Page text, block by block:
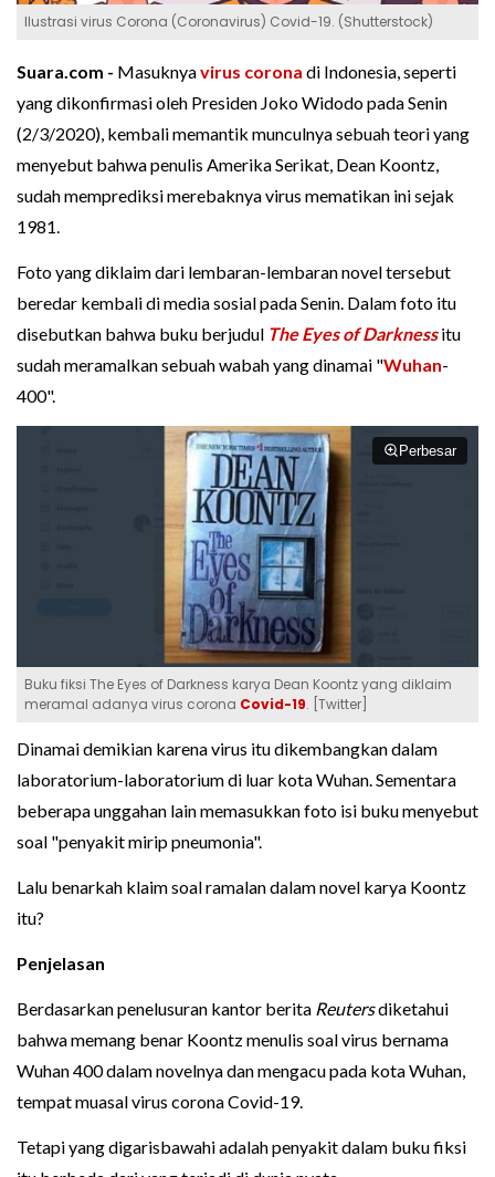
Ilustrasi virus Corona (Coronavirus) Covid-19. (Shutterstock)
Suara.com - Masuknyavirus corona di Indonesia, seperti
yang dikonfirmasi oleh Presiden Joko Widodo pada Senin
(2/3/2020), kembali memantik munculnya sebuah teori yang
menyebut bahwa penulis Amerika Serikat, Dean Koontz,
sudah memprediksi merebaknya virus mematikan ini sejak
1981.
Foto yang diklaim dari lembaran-lembaran novel tersebut
beredar kembali di media sosial pada Senin. Dalam foto itu
disebutkan bahwa buku berjudul The Eyes of Darknessitu
sudah meramalkan sebuah wabah yang dinamai "Wuhan-
400".
Perbesar
Buku fiksi The Eyes of Darkness karya Dean Koontz yang diklaim
meramal adanya virus corona Covid-19. [Twitter]
Dinamai demikian karena virus itu dikembangkan dalam
laboratorium-laboratorium di luar kota Wuhan. Sementara
beberapa unggahan lain memasukkan foto isi buku menyebut
soal "penyakit mirip pneumonia".
Lalu benarkah klaim soal ramalan dalam novel karya Koontz
itu?
Penjelasan
Berdasarkan penelusuran kantor berita Reutersdiketahui
bahwa memang benar Koontz menulis soal virus bernama
Wuhan 400 dalam novelnya dan mengacu pada kota Wuhan,
tempat muasal virus corona Covid-19.
Tetapi yang digarisbawahi adalah penyakit dalam buku fiksi